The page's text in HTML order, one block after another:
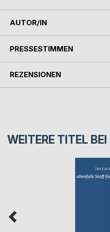
AUTOR/IN
PRESSESTIMMEN
REZENSIONEN
WEITERE TITEL BEI